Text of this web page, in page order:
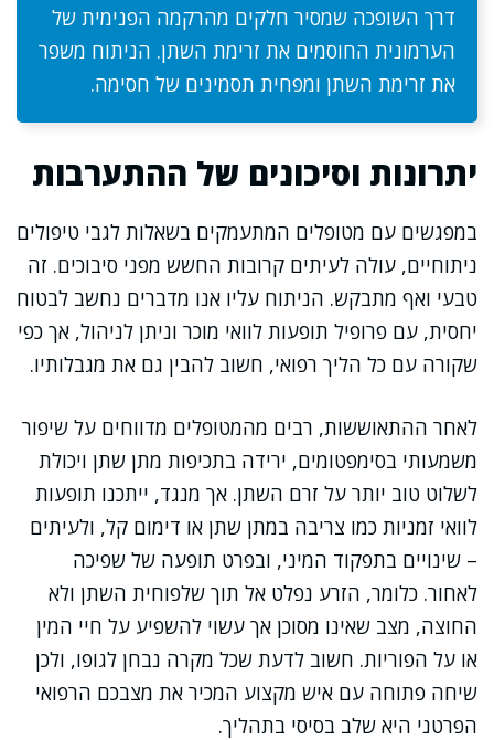
דרך השופכה שמסיר חלקים מהרקמה הפנימית של
הערמונית החוסמים את זרימת השתן. הניתוח משפר
את זרימת השתן ומפחית תסמינים של חסימה.
יתרונות וסיכונים של ההתערבות
במפגשים עם מטופלים המתעמקים בשאלות לגבי טיפולים
ניתוחיים, עולה לעיתים קרובות החשש מפני סיבוכים. זה
טבעי ואף מתבקש. הניתוח עליו אנו מדברים נחשב לבטוח
יחסית, עם פרופיל תופעות לוואי מוכר וניתן לניהול, אך כפי
שקורה עם כל הליך רפואי, חשוב להבין גם את מגבלותיו.
לאחר ההתאוששות, רבים מהמטופלים מדווחים על שיפור
משמעותי בסימפטומים, ירידה בתכיפות מתן שתן ויכולת
לשלוט טוב יותר על זרם השתן. אך מנגד, ייתכנו תופעות
לוואי זמניות כמו צריבה במתן שתן או דימום קל, ולעיתים
– שינויים בתפקוד המיני, ובפרט תופעה של שפיכה
לאחור. כלומר, הזרע נפלט אל תוך שלפוחית השתן ולא
החוצה, מצב שאינו מסוכן אך עשוי להשפיע על חיי המין
או על הפוריות. חשוב לדעת שכל מקרה נבחן לגופו, ולכן
שיחה פתוחה עם איש מקצוע המכיר את מצבכם הרפואי
הפרטני היא שלב בסיסי בתהליך.